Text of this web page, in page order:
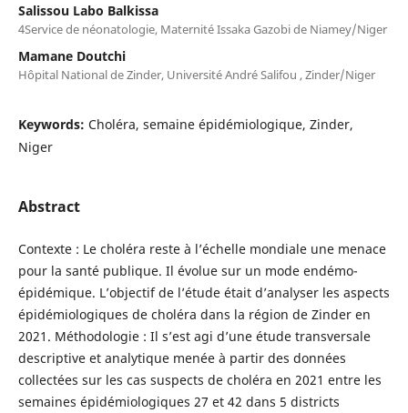
Salissou Labo Balkissa
4Service de néonatologie, Maternité Issaka Gazobi de Niamey/Niger
Mamane Doutchi
Hôpital National de Zinder, Université André Salifou , Zinder/Niger
Keywords: Choléra, semaine épidémiologique, Zinder,
Niger
Abstract
Contexte : Le choléra reste à l’échelle mondiale une menace
pour la santé publique. Il évolue sur un mode endémo-
épidémique. L’objectif de l’étude était d’analyser les aspects
épidémiologiques de choléra dans la région de Zinder en
2021. Méthodologie : Il s’est agi d’une étude transversale
descriptive et analytique menée à partir des données
collectées sur les cas suspects de choléra en 2021 entre les
semaines épidémiologiques 27 et 42 dans 5 districts